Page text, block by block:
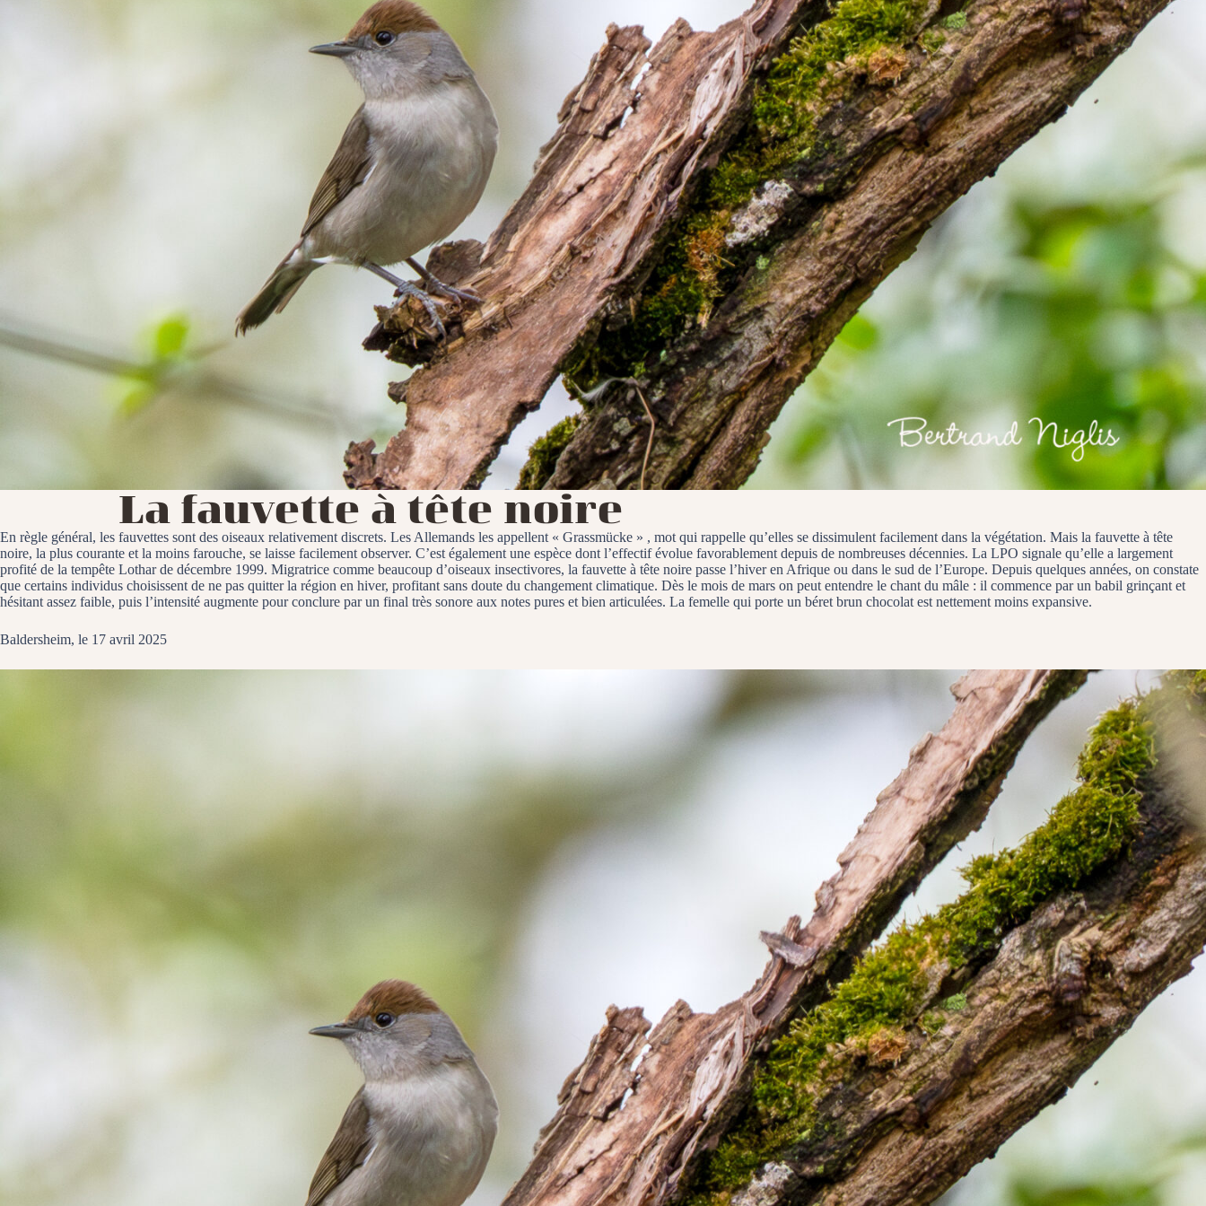
La fauvette à tête noire
En règle général, les fauvettes sont des oiseaux relativement discrets. Les Allemands les appellent « Grassmücke » , mot qui rappelle qu’elles se dissimulent facilement dans la végétation. Mais la fauvette à tête
noire, la plus courante et la moins farouche, se laisse facilement observer. C’est également une espèce dont l’effectif évolue favorablement depuis de nombreuses décennies. La LPO signale qu’elle a largement
profité de la tempête Lothar de décembre 1999. Migratrice comme beaucoup d’oiseaux insectivores, la fauvette à tête noire passe l’hiver en Afrique ou dans le sud de l’Europe. Depuis quelques années, on constate
que certains individus choisissent de ne pas quitter la région en hiver, profitant sans doute du changement climatique. Dès le mois de mars on peut entendre le chant du mâle : il commence par un babil grinçant et
hésitant assez faible, puis l’intensité augmente pour conclure par un final très sonore aux notes pures et bien articulées. La femelle qui porte un béret brun chocolat est nettement moins expansive.
Baldersheim, le 17 avril 2025